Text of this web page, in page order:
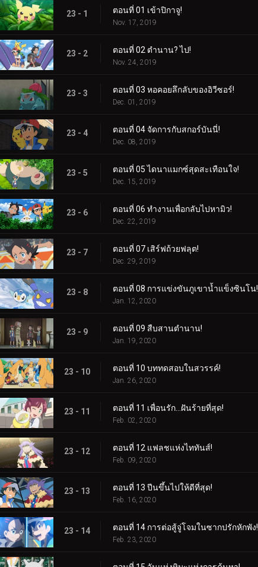
23 - 1 ตอนที่ 01 เข้าปิกาจู!
Nov. 17, 2019
23 - 2 ตอนที่ 02 ตำนาน? ไป!
Nov. 24, 2019
23 - 3 ตอนที่ 03 หอคอยลึกลับของอิวีซอร์!
Dec. 01, 2019
23 - 4 ตอนที่ 04 จัดการกับสกอร์บันนี่!
Dec. 08, 2019
23 - 5 ตอนที่ 05 ไดนาแมกซ์สุดสะเทือนใจ!
Dec. 15, 2019
23 - 6 ตอนที่ 06 ทำงานเพื่อกลับไปหามิว!
Dec. 22, 2019
23 - 7 ตอนที่ 07 เสิร์ฟถ้วยฟลุต!
Dec. 29, 2019
23 - 8 ตอนที่ 08 การแข่งขันภูเขาน้ำแข็งซินโน!
Jan. 12, 2020
23 - 9 ตอนที่ 09 สืบสานตำนาน!
Jan. 19, 2020
23 - 10 ตอนที่ 10 บททดสอบในสวรรค์!
Jan. 26, 2020
23 - 11 ตอนที่ 11 เพื่อนรัก...ฝันร้ายที่สุด!
Feb. 02, 2020
23 - 12 ตอนที่ 12 แฟลชแห่งไททันส์!
Feb. 09, 2020
23 - 13 ตอนที่ 13 ปีนขึ้นไปให้ดีที่สุด!
Feb. 16, 2020
23 - 14 ตอนที่ 14 การต่อสู้จู่โจมในซากปรักหักพัง!
Feb. 23, 2020